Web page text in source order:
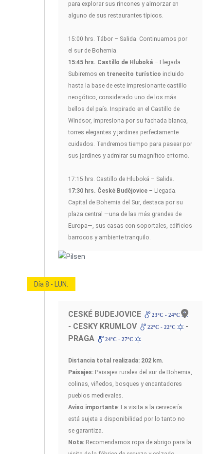
para explorar sus rincones y almorzar en
alguno de sus restaurantes típicos.
15:00 hrs. Tábor – Salida. Continuamos por
el sur de Bohemia.
15:45 hrs. Castillo de Hluboká – Llegada.
Subiremos en trenecito turístico incluido
hasta la base de este impresionante castillo
neogótico, considerado uno de los más
bellos del país. Inspirado en el Castillo de
Windsor, impresiona por su fachada blanca,
torres elegantes y jardines perfectamente
cuidados. Tendremos tiempo para pasear por
sus jardines y admirar su magnífico entorno.
17:15 hrs. Castillo de Hluboká – Salida.
17:30 hrs. České Budějovice – Llegada.
Capital de Bohemia del Sur, destaca por su
plaza central —una de las más grandes de
Europa—, sus casas con soportales, edificios
barrocos y ambiente tranquilo.
Día 8 - LUN.
CESKÉ BUDEJOVICE 23ºC - 24ºC
- CESKY KRUMLOV 22ºC - 22ºC
-
PRAGA
24ºC - 27ºC
Distancia total realizada: 202 km.
Paisajes: Paisajes rurales del sur de Bohemia,
colinas, viñedos, bosques y encantadores
pueblos medievales.
Aviso importante: La visita a la cervecería
está sujeta a disponibilidad por lo tanto no
se garantiza.
Nota: Recomendamos ropa de abrigo para la